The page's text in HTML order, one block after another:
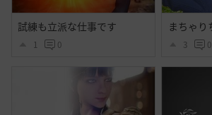
試練も立派な仕事です
1 0 3 0